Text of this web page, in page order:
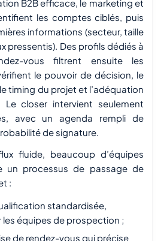
B2B efficace, le marketing et
les comptes ciblés, puis
informations (secteur, taille
pressentis). Des profils dédiés à
vous filtrent ensuite les
le pouvoir de décision, le
timing du projet et l’adéquation
closer intervient seulement
avec un agenda rempli de
de signature.
fluide, beaucoup d’équipes
un processus de passage de
:
standardisée,
équipes de prospection ;
de rendez-vous qui précise